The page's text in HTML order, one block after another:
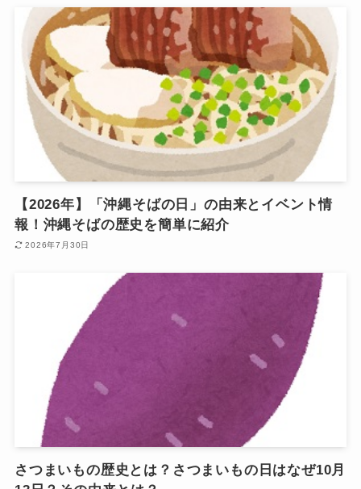
【2026年】「沖縄そばの日」の由来とイベント情
報！沖縄そばの歴史を簡単に紹介
2026年7月30日
さつまいもの歴史とは？さつまいもの日はなぜ10月